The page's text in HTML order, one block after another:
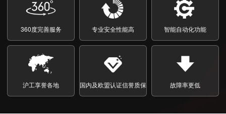
360度完善服务 专业安全性能高 智能自动化功能
沪工享誉各地 国内及欧盟认证信誉质保 故障率更低